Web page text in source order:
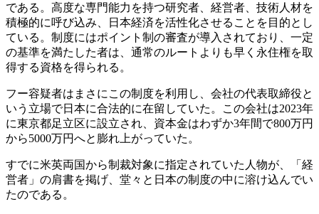
である。高度な専門能力を持つ研究者、経営者、技術人材を
積極的に呼び込み、日本経済を活性化させることを目的とし
ている。制度にはポイント制の審査が導入されており、一定
の基準を満たした者は、通常のルートよりも早く永住権を取
得する資格を得られる。
フー容疑者はまさにこの制度を利用し、会社の代表取締役と
いう立場で日本に合法的に在留していた。この会社は2023年
に東京都足立区に設立され、資本金はわずか3年間で800万円
から5000万円へと膨れ上がっていた。
すでに米英両国から制裁対象に指定されていた人物が、「経
営者」の肩書を掲げ、堂々と日本の制度の中に溶け込んでい
たのである。